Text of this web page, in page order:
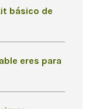
básico de
eres para